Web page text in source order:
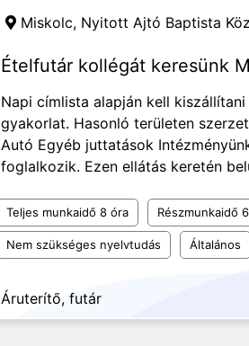
Miskolc, Nyitott Ajtó Baptista
Ételfutár kollégát keresünk
Napi címlista alapján kell
gyakorlat. Hasonló területen
Autó Egyéb juttatások
foglalkozik. Ezen ellátás keretén
Teljes munkaidő 8 óra Részmunkaidő
Nem szükséges nyelvtudás Általános
Áruterítő, futár